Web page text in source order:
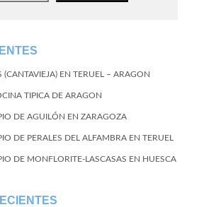
(CANTAVIEJA) EN TERUEL – ARAGON
TIPICA DE ARAGON
DE AGUILÓN EN ZARAGOZA
DE PERALES DEL ALFAMBRA EN TERUEL
DE MONFLORITE-LASCASAS EN HUESCA